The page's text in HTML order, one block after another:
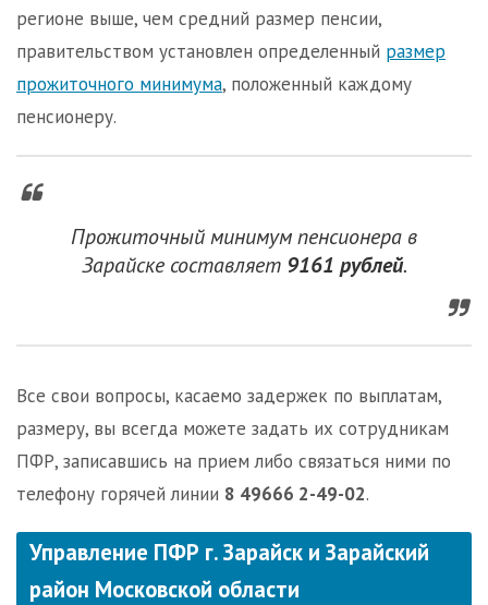
регионе выше, чем средний размер пенсии,
правительством установлен определенный размер
прожиточного минимума, положенный каждому
пенсионеру.
Прожиточный минимум пенсионера в
Зарайске составляет 9161 рублей.
Все свои вопросы, касаемо задержек по выплатам,
размеру, вы всегда можете задать их сотрудникам
ПФР, записавшись на прием либо связаться ними по
телефону горячей линии 8 49666 2-49-02.
Управление ПФР г. Зарайск и Зарайский
район Московской области